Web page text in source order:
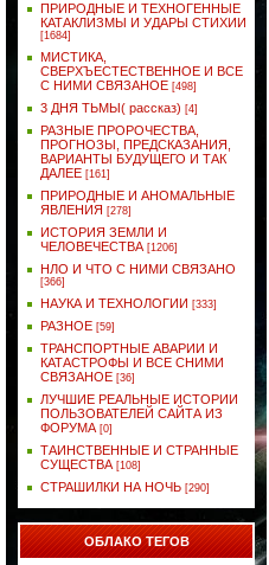
ПРИРОДНЫЕ И ТЕХНОГЕННЫЕ
КАТАКЛИЗМЫ И УДАРЫ СТИХИИ
[1684]
МИСТИКА,
СВЕРХЪЕСТЕСТВЕННОЕ И ВСЕ
С НИМИ СВЯЗАНОЕ [498]
3 ДНЯ ТЬМЫ( рассказ) [4]
РАЗНЫЕ ПРОРОЧЕСТВА,
ПРОГНОЗЫ, ПРЕДСКАЗАНИЯ,
ВАРИАНТЫ БУДУЩЕГО И ТАК
ДАЛЕЕ [161]
ПРИРОДНЫЕ И АНОМАЛЬНЫЕ
ЯВЛЕНИЯ [278]
ИСТОРИЯ ЗЕМЛИ И
ЧЕЛОВЕЧЕСТВА [1206]
НЛО И ЧТО С НИМИ СВЯЗАНО
[366]
НАУКА И ТЕХНОЛОГИИ [333]
РАЗНОЕ [59]
ТРАНСПОРТНЫЕ АВАРИИ И
КАТАСТРОФЫ И ВСЕ СНИМИ
СВЯЗАНОЕ [36]
ЛУЧШИЕ РЕАЛЬНЫЕ ИСТОРИИ
ПОЛЬЗОВАТЕЛЕЙ САЙТА ИЗ
ФОРУМА [0]
ТАИНСТВЕННЫЕ И СТРАННЫЕ
СУЩЕСТВА [108]
СТРАШИЛКИ НА НОЧЬ [290]
ОБЛАКО ТЕГОВ